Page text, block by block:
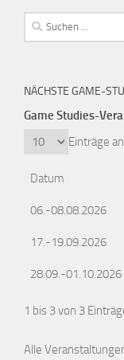
Suchen
nach:
NÄCHSTE GAME-
Game Studies-
Einträge
Datum
06.-08.08.2026
17.-19.09.2026
28.09.-01.10.2026
1 bis 3 von 3
Alle